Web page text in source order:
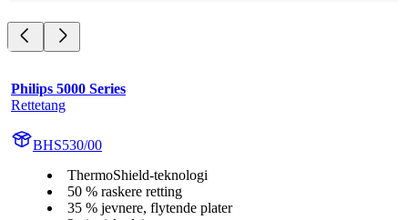
Philips 5000 Series
Rettetang
BHS530/00
ThermoShield-teknologi
50 % raskere retting
35 % jevnere, flytende plater